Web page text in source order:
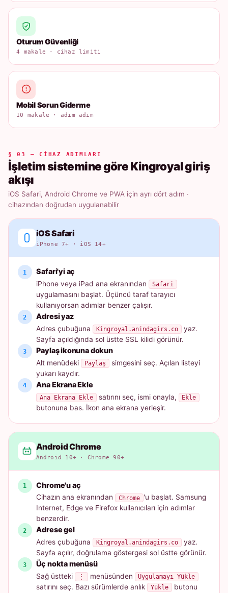
Oturum Güvenliği
4 makale · cihaz limiti
Mobil Sorun Giderme
10 makale · adım adım
§ 03 — CIHAZ ADIMLARI
İşletim sistemine göre Kingroyal giriş
akışı
iOS Safari, Android Chrome ve PWA için ayrı dört adım ·
cihazından doğrudan uygulanabilir
iOS Safari
iPhone 7+ · iOS 14+
Safari'yi aç
iPhone veya iPad ana ekranından Safari
uygulamasını başlat. Üçüncü taraf tarayıcı
kullanıyorsan adımlar benzer çalışır.
Adresi yaz
Adres çubuğuna Kingroyal.anindagirs.co
yaz.
Sayfa açıldığında sol üstte SSL kilidi görünür.
Paylaş ikonuna dokun
Alt menüdeki Paylaş
simgesini seç. Açılan listeyi
yukarı kaydır.
Ana Ekrana Ekle
Ana Ekrana Ekle satırını seç, ismi onayla, Ekle
butonuna bas. İkon ana ekrana yerleşir.
Android Chrome
Android 10+ · Chrome 90+
Chrome'u aç
Cihazın ana ekranından Chrome 'u başlat. Samsung
Internet, Edge ve Firefox kullanıcıları için adımlar
benzerdir.
Adrese gel
Adres çubuğuna Kingroyal.anindagirs.co
yaz.
Sayfa açılır, doğrulama göstergesi sol üstte görünür.
Üç nokta menüsü
Sağ üstteki ⋮ menüsünden Uygulamayı Yükle
satırını seç. Bazı sürümlerde anlık Yükle
butonu